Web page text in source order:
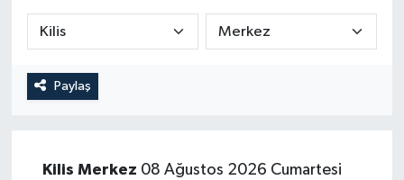
Paylaş
Kilis Merkez 08 Ağustos 2026 Cumartesi